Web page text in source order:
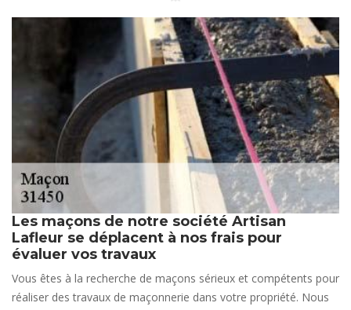
Les maçons de notre société Artisan
Lafleur se déplacent à nos frais pour
évaluer vos travaux
Vous êtes à la recherche de maçons sérieux et compétents pour
réaliser des travaux de maçonnerie dans votre propriété. Nous